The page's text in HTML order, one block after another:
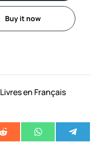
Buy it now
Livres en Français